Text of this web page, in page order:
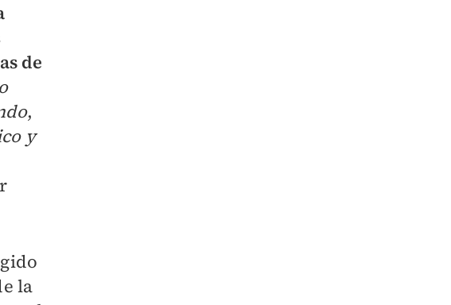
de
,
y
la